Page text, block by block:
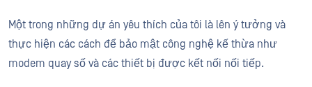
Một trong những dự án yêu thích của tôi là lên ý tưởng và
thực hiện các cách để bảo mật công nghệ kế thừa như
modem quay số và các thiết bị được kết nối nối tiếp.